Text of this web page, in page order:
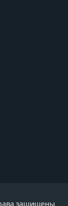
защищены,